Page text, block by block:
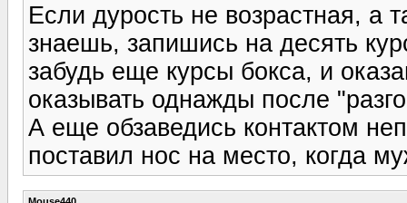
Если дурость не возрастная, а
знаешь, запишись на десять
забудь еще курсы бокса, и
оказывать однажды после
А еще обзаведись контактом
поставил нос на место, когда